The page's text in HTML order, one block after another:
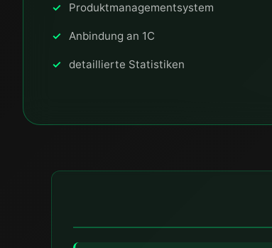
Produktmanagementsystem
Anbindung an 1C
detaillierte Statistiken